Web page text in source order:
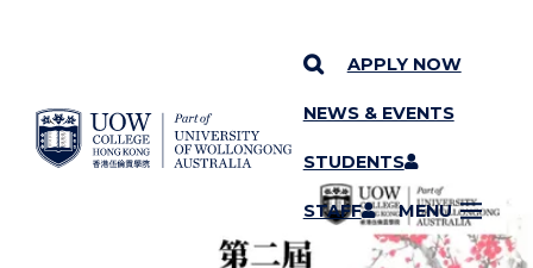
SKIP TO CONTENT
APPLY NOW
NEWS & EVENTS
STUDENTS
STAFF MENU
YOU ARE HERE